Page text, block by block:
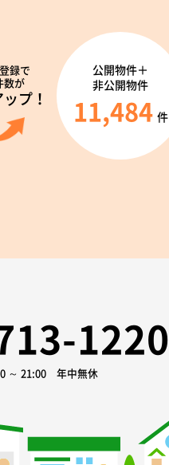
録で
数が
プ！
公開物件＋
非公開物件
11,484 件
1220
～ 21:00 年中無休